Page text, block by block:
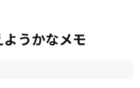
うかなメモ